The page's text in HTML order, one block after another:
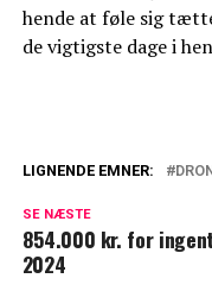
hende at føle sig
de vigtigste dage i
Mary: Mon
LIGNENDE EMNER:
SE NÆSTE
854.000 kr. for
2024